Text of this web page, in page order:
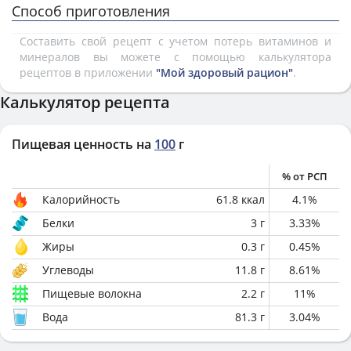
Способ приготовления
Составить свой рецепт с учетом потерь витаминов и
минералов вы можете с помощью калькулятора
рецептов в приложении "Мой здоровый рацион".
Калькулятор рецепта
Пищевая ценность на 100 г
% от РСП
Калорийность 61.8 ккал 4.1%
Белки
3 г 3.33%
Жиры
0.3 г 0.45%
Углеводы
11.8 г 8.61%
Пищевые волокна
2.2 г 11%
Вода
81.3 г 3.04%